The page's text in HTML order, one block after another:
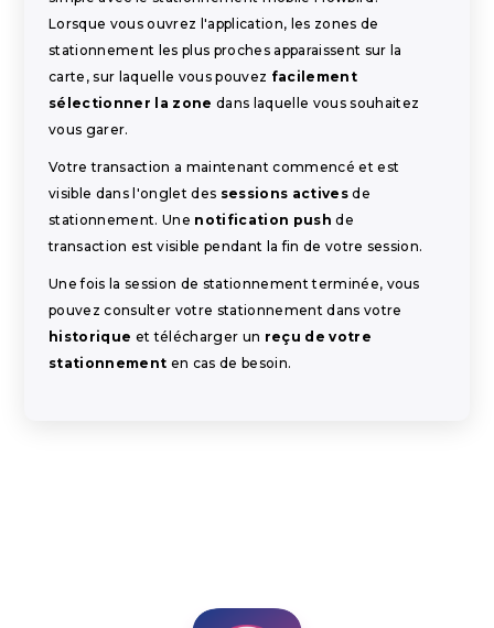
Lorsque vous ouvrez l'application, les zones de
stationnement les plus proches apparaissent sur la
carte, sur laquelle vous pouvez facilement
sélectionner la zone dans laquelle vous souhaitez
vous garer.
Votre transaction a maintenant commencé et est
visible dans l'onglet des sessions activesde
stationnement. Une notification push de
transaction est visible pendant la fin de votre session.
Une fois la session de stationnement terminée, vous
pouvez consulter votre stationnement dans votre
historique et télécharger un reçu de votre
stationnement en cas de besoin.